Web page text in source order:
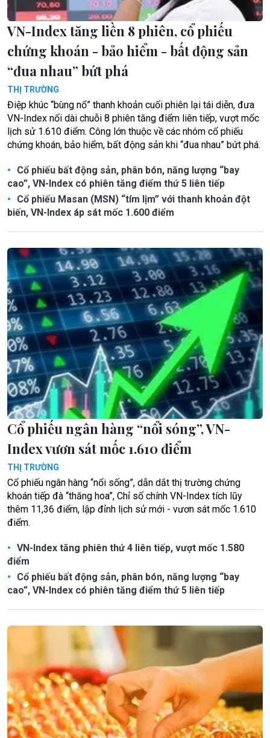
VN-Index tăng liền 8 phiên, cổ phiếu
chứng khoán - bảo hiểm - bất động sản
“đua nhau” bứt phá
THỊ TRƯỜNG
Điệp khúc “bùng nổ” thanh khoản cuối phiên lại tái diễn, đưa
VN-Index nối dài chuỗi 8 phiên tăng điểm liên tiếp, vượt mốc
lịch sử 1.610 điểm. Công lớn thuộc về các nhóm cổ phiếu
chứng khoán, bảo hiểm, bất động sản khi “đua nhau” bứt phá.
Cổ phiếu bất động sản, phân bón, năng lượng “bay
cao”, VN-Index có phiên tăng điểm thứ 5 liên tiếp
Cổ phiếu Masan (MSN) “tím lịm” với thanh khoản đột
biến, VN-Index áp sát mốc 1.600 điểm
Cổ phiếu ngân hàng “nổi sóng”, VN-
Index vươn sát mốc 1.610 điểm
THỊ TRƯỜNG
Cổ phiếu ngân hàng “nổi sống”, dẫn dắt thị trường chứng
khoán tiếp đà “thăng hoa”, Chỉ số chính VN-Index tích lũy
thêm 11,36 điểm, lập đỉnh lịch sử mới - vươn sát mốc 1.610
điểm.
VN-Index tăng phiên thứ 4 liên tiếp, vượt mốc 1.580
điểm
Cổ phiếu bất động sản, phân bón, năng lượng “bay
cao”, VN-Index có phiên tăng điểm thứ 5 liên tiếp